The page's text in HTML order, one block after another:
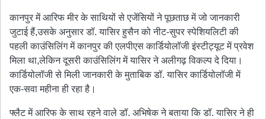
कानपुर में आरिफ मीर के साथियों से एजेंसियों ने पूछताछ में जो जानकारी
जुटाई हैं,उसके अनुसार डॉ. यासिर हुसैन को नीट-सुपर स्पेशियलिटी की
पहली काउंसिलिंग में कानपुर की एलपीएस कार्डियोलॉजी इंस्टीट्यूट में प्रवेश
मिला था,लेकिन दूसरी काउंसिलिंग में यासिर ने अलीगढ़ विकल्प दे दिया।
कार्डियोलॉजी से मिली जानकारी के मुताबिक डॉ. यासिर कार्डियोलॉजी में
एक-सवा महीना ही रहा है।
फ्लैट में आरिफ के साथ रहने वाले डॉ. अभिषेक ने बताया कि डॉ. यासिर ने ही